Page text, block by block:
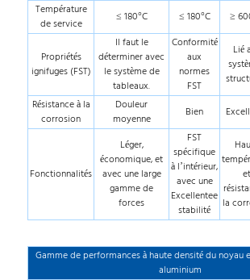
Température
de service
≤ 180°C ≤ 180°C ≥
Propriétés
ignifuges (FST)
Il faut le
déterminer avec
le système de
tableaux.
Conformité
aux
normes
FST
Lié
Résistance à la
corrosion
Douleur
moyenne
Bien
Fonctionnalités
Léger,
économique, et
avec une large
gamme de
forces
FST
spécifique
à l’intérieur,
avec une
Excellentee
stabilité
et
la
Gamme de performances à haute densité du noyau
aluminium